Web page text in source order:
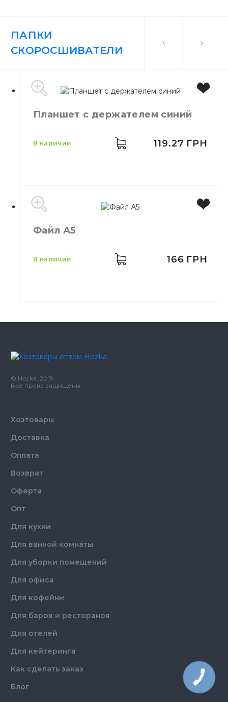
ПАПКИ
СКОРОСШИВАТЕЛИ
Планшет с держателем синий
в наличии 119.27 ГРН
Файл А5
в наличии 166 ГРН
© Hozka. 2019.
Все права защищены
Хозтовары
Доставка
Оплата
Возврат
Оферта
Опт
Для кухни
Для ванной комнаты
Для уборки помещений
Для офиса
Для кофейни
Для баров и ресторанов
Для отелей
Для кейтеринга
Как сделать заказ
Блог
КНОПКА
ЗВ'ЯЗКУ